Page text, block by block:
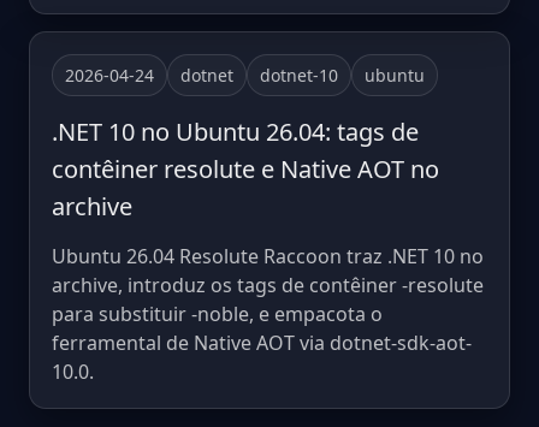
2026-04-24 dotnet dotnet-10 ubuntu
.NET 10 no Ubuntu 26.04: tags de
contêiner resolute e Native AOT no
archive
Ubuntu 26.04 Resolute Raccoon traz .NET 10 no
archive, introduz os tags de contêiner -resolute
para substituir -noble, e empacota o
ferramental de Native AOT via dotnet-sdk-aot-
10.0.